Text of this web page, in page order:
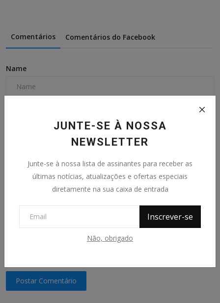
JUNTE-SE À NOSSA
NEWSLETTER
Junte-se à nossa lista de assinantes para receber as
últimas notícias, atualizações e ofertas especiais
diretamente na sua caixa de entrada
Inscrever-se
Não, obrigado
Comentários Comentários do Facebook
Name
Postar Comentário